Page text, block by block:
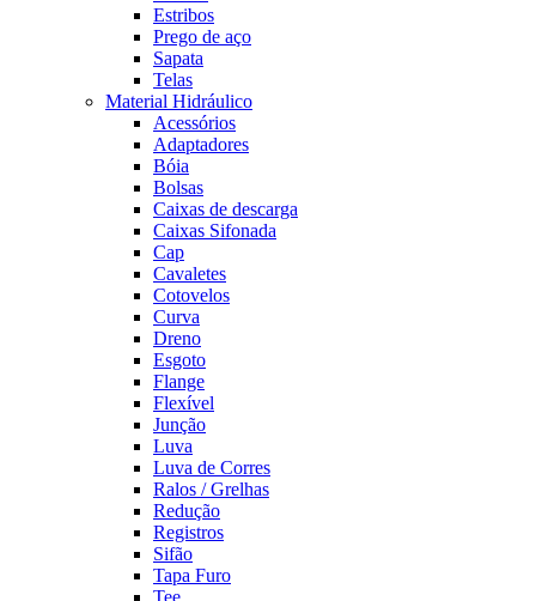
Estribos
Prego de aço
Sapata
Telas
Material Hidráulico
Acessórios
Adaptadores
Bóia
Bolsas
Caixas de descarga
Caixas Sifonada
Cap
Cavaletes
Cotovelos
Curva
Dreno
Esgoto
Flange
Flexível
Junção
Luva
Luva de Corres
Ralos / Grelhas
Redução
Registros
Sifão
Tapa Furo
Tee